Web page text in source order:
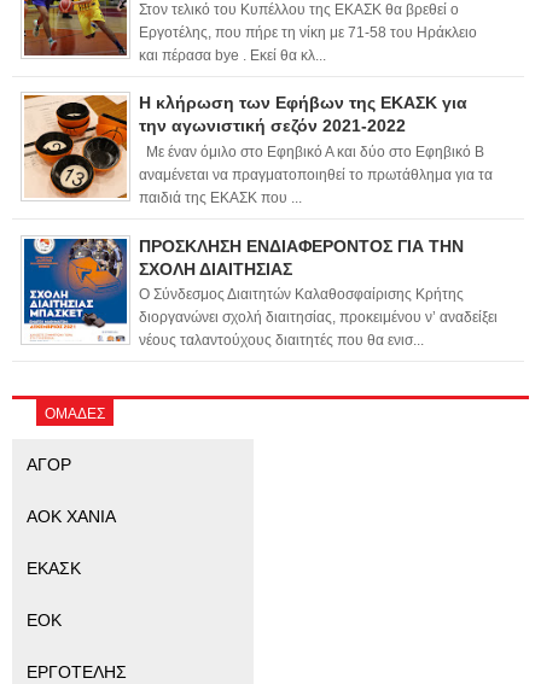
Στον τελικό του Κυπέλλου της ΕΚΑΣΚ θα βρεθεί ο
Εργοτέλης, που πήρε τη νίκη με 71-58 του Ηράκλειο
και πέρασα bye . Εκεί θα κλ...
Η κλήρωση των Εφήβων της ΕΚΑΣΚ για
την αγωνιστική σεζόν 2021-2022
Με έναν όμιλο στο Εφηβικό Α και δύο στο Εφηβικό Β
αναμένεται να πραγματοποιηθεί το πρωτάθλημα για τα
παιδιά της ΕΚΑΣΚ που ...
ΠΡΟΣΚΛΗΣΗ ΕΝΔΙΑΦΕΡΟΝΤΟΣ ΓΙΑ ΤΗΝ
ΣΧΟΛΗ ΔΙΑΙΤΗΣΙΑΣ
Ο Σύνδεσμος Διαιτητών Καλαθοσφαίρισης Κρήτης
διοργανώνει σχολή διαιτησίας, προκειμένου ν’ αναδείξει
νέους ταλαντούχους διαιτητές που θα ενισ...
ΟΜΑΔΕΣ
ΑΓΟΡ
ΑΟΚ ΧΑΝΙΑ
ΕΚΑΣΚ
ΕΟΚ
ΕΡΓΟΤΕΛΗΣ